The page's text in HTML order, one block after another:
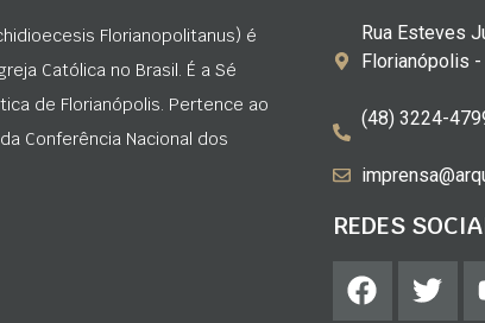
Florianopolitanus) é
Católica no Brasil. É a Sé
de Florianópolis. Pertence ao
Conferência Nacional dos
Rua Esteves
Florianópolis -
(48) 3224-
REDES